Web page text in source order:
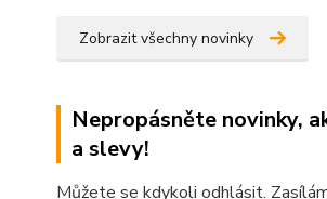
Zobrazit všechny novinky
Nepropásněte novinky,
a slevy!
Můžete se kdykoli odhlásit.